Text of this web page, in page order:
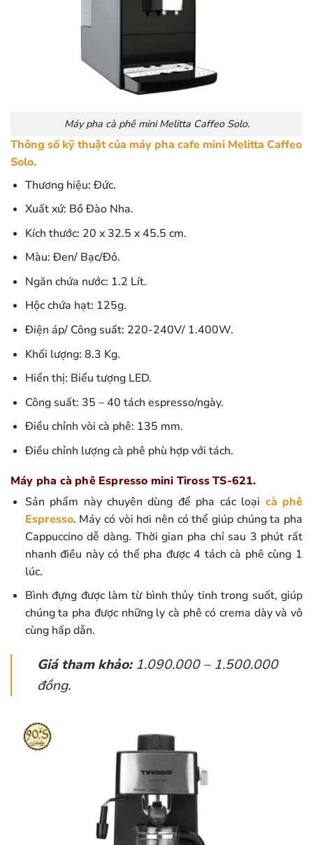
Máy pha cà phê mini Melitta Caffeo Solo.
Thông số kỹ thuật của máy pha cafe mini Melitta Caffeo
Solo.
Thương hiệu: Đức.
Xuất xứ: Bồ Đào Nha.
Kích thước: 20 x 32.5 x 45.5 cm.
Màu: Đen/ Bạc/Đỏ.
Ngăn chứa nước: 1.2 Lít.
Hộc chứa hạt: 125g.
Điện áp/ Công suất: 220-240V/ 1.400W.
Khối lượng: 8.3 Kg.
Hiển thị: Biểu tượng LED.
Công suất: 35 – 40 tách espresso/ngày.
Điều chỉnh vòi cà phê: 135 mm.
Điều chỉnh lượng cà phê phù hợp với tách.
Máy pha cà phê Espresso mini Tiross TS-621.
Sản phẩm này chuyên dùng để pha các loại cà phê
Espresso. Máy có vòi hơi nên có thể giúp chúng ta pha
Cappuccino dễ dàng. Thời gian pha chỉ sau 3 phút rất
nhanh điều này có thể pha được 4 tách cà phê cùng 1
lúc.
Bình đựng được làm từ bình thủy tinh trong suốt, giúp
chúng ta pha được những ly cà phê có crema dày và vô
cùng hấp dẫn.
Giá tham khảo:1.090.000 – 1.500.000
đồng.